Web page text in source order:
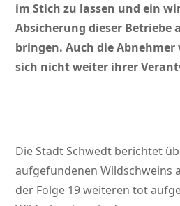
im Stich zu lassen und ein
Absicherung dieser Betriebe
bringen. Auch die Abnehmer
sich nicht weiter ihrer
Die Stadt Schwedt berichtet
aufgefundenen Wildschweins
der Folge 19 weiteren tot